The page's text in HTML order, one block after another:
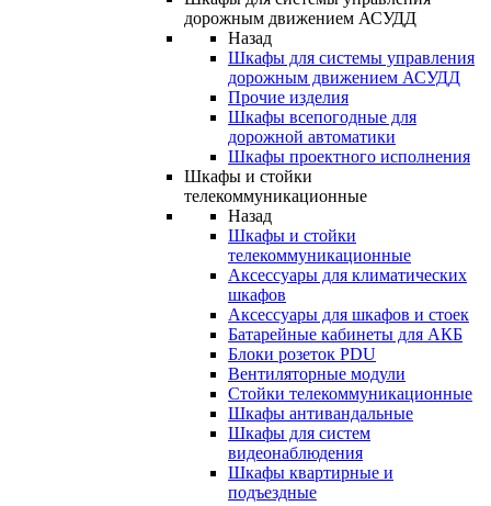
дорожным движением АСУДД
Назад
Шкафы для системы управления
дорожным движением АСУДД
Прочие изделия
Шкафы всепогодные для
дорожной автоматики
Шкафы проектного исполнения
Шкафы и стойки
телекоммуникационные
Назад
Шкафы и стойки
телекоммуникационные
Аксессуары для климатических
шкафов
Аксессуары для шкафов и стоек
Батарейные кабинеты для АКБ
Блоки розеток PDU
Вентиляторные модули
Стойки телекоммуникационные
Шкафы антивандальные
Шкафы для систем
видеонаблюдения
Шкафы квартирные и
подъездные